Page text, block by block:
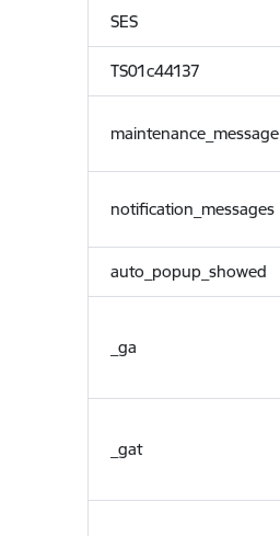
SES
TS01c44137
maintenance_message
notification_messages
auto_popup_showed
_ga
_gat